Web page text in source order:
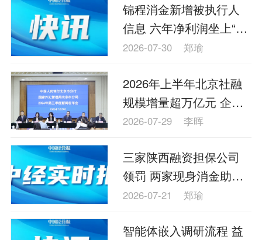
企业快讯
智造
锦程消金新增被执行人
信息 六年净利润坐上“过
山车”
2026-07-30 郑瑜
2026年上半年北京社融
规模增量超万亿元 企业
贷款负担明显减轻
2026-07-29 李晖
三家陕西融资担保公司
领罚 两家现身消金助贷
增信名单
2026-07-21 郑瑜
智能体嵌入调研流程 益